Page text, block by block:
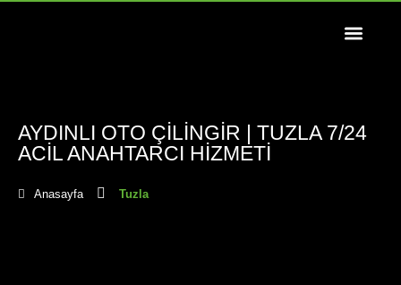
AYDINLI OTO ÇILINGIR | TUZLA 7/24
ACIL ANAHTARCI HIZMETI
Anasayfa Tuzla